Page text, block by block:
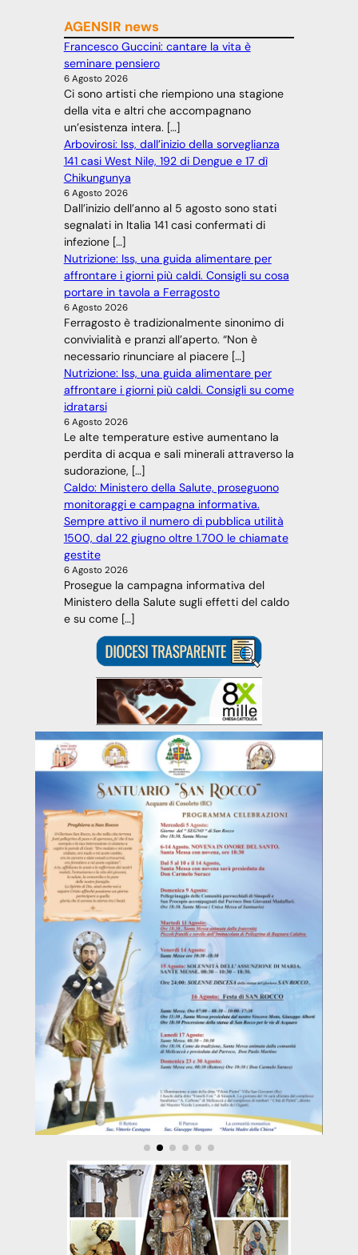
AGENSIR news
Francesco Guccini: cantare la vita è
seminare pensiero
6 Agosto 2026
Ci sono artisti che riempiono una stagione
della vita e altri che accompagnano
un’esistenza intera. […]
Arbovirosi: Iss, dall’inizio della sorveglianza
141 casi West Nile, 192 di Dengue e 17 dì
Chikungunya
6 Agosto 2026
Dall’inizio dell’anno al 5 agosto sono stati
segnalati in Italia 141 casi confermati di
infezione […]
Nutrizione: Iss, una guida alimentare per
affrontare i giorni più caldi. Consigli su cosa
portare in tavola a Ferragosto
6 Agosto 2026
Ferragosto è tradizionalmente sinonimo di
convivialità e pranzi all’aperto. “Non è
necessario rinunciare al piacere […]
Nutrizione: Iss, una guida alimentare per
affrontare i giorni più caldi. Consigli su come
idratarsi
6 Agosto 2026
Le alte temperature estive aumentano la
perdita di acqua e sali minerali attraverso la
sudorazione, […]
Caldo: Ministero della Salute, proseguono
monitoraggi e campagna informativa.
Sempre attivo il numero di pubblica utilità
1500, dal 22 giugno oltre 1.700 le chiamate
gestite
6 Agosto 2026
Prosegue la campagna informativa del
Ministero della Salute sugli effetti del caldo
e su come […]